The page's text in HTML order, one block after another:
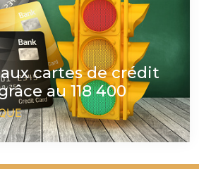
cartes de crédit
au 118 400